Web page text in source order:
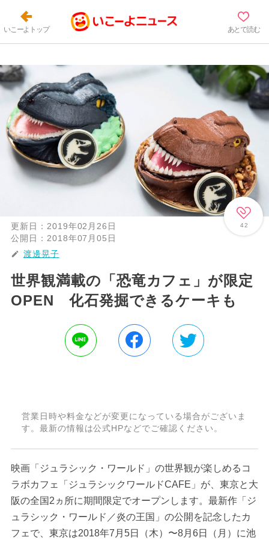
いこーよトップ あとで読む
42
更新日： 2019年02月26日
公開日： 2018年07月05日
渡邊晃子
世界観満載の「恐竜カフェ」が限定
OPEN 化石発掘できるケーキも
営業日時や料金などが変更になっている場合がございま
す。最新の情報は公式HPなどでご確認ください。
映画「ジュラシック・ワールド」の世界観が楽しめるコ
ラボカフェ「ジュラシックワールドCAFE」が、東京と大
阪の全国2ヵ所に期間限定でオープンします。最新作「ジ
ュラシック・ワールド／炎の王国」の公開を記念したカ
フェで、東京は2018年7月5日（木）〜8月6日（月）に池